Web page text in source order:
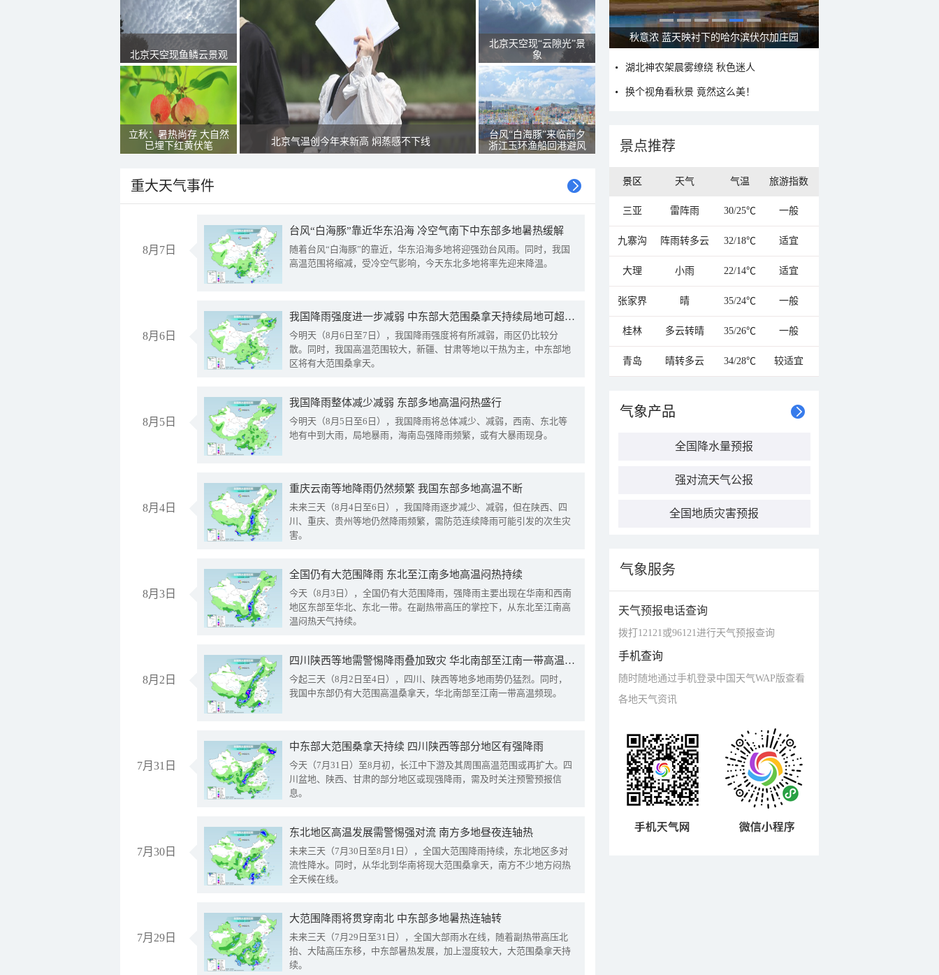
北京天空现鱼鳞云景观
立秋：暑热尚存 大自然
已埋下红黄伏笔
北京气温创今年来新高 焖蒸感不下线
北京天空现“云隙光”景
象
台风“白海豚”来临前夕
浙江玉环渔船回港避风
重大天气事件
8月7日
台风“白海豚”靠近华东沿海 冷空气南下中东部多地暑热缓解
随着台风“白海豚”的靠近，华东沿海多地将迎强劲台风雨。同时，我国
高温范围将缩减，受冷空气影响，今天东北多地将率先迎来降温。
8月6日
我国降雨强度进一步减弱 中东部大范围桑拿天持续局地可超38℃
今明天（8月6日至7日），我国降雨强度将有所减弱，雨区仍比较分
散。同时，我国高温范围较大，新疆、甘肃等地以干热为主，中东部地
区将有大范围桑拿天。
8月5日
我国降雨整体减少减弱 东部多地高温闷热盛行
今明天（8月5日至6日），我国降雨将总体减少、减弱，西南、东北等
地有中到大雨，局地暴雨，海南岛强降雨频繁，或有大暴雨现身。
8月4日
重庆云南等地降雨仍然频繁 我国东部多地高温不断
未来三天（8月4日至6日），我国降雨逐步减少、减弱，但在陕西、四
川、重庆、贵州等地仍然降雨频繁，需防范连续降雨可能引发的次生灾
害。
8月3日
全国仍有大范围降雨 东北至江南多地高温闷热持续
今天（8月3日），全国仍有大范围降雨，强降雨主要出现在华南和西南
地区东部至华北、东北一带。在副热带高压的掌控下，从东北至江南高
温闷热天气持续。
8月2日
四川陕西等地需警惕降雨叠加致灾 华北南部至江南一带高温频现
今起三天（8月2日至4日），四川、陕西等地多地雨势仍猛烈。同时，
我国中东部仍有大范围高温桑拿天，华北南部至江南一带高温频现。
7月31日
中东部大范围桑拿天持续 四川陕西等部分地区有强降雨
今天（7月31日）至8月初，长江中下游及其周围高温范围或再扩大。四
川盆地、陕西、甘肃的部分地区或现强降雨，需及时关注预警预报信
息。
7月30日
东北地区高温发展需警惕强对流 南方多地昼夜连轴热
未来三天（7月30日至8月1日），全国大范围降雨持续，东北地区多对
流性降水。同时，从华北到华南将现大范围桑拿天，南方不少地方闷热
全天候在线。
7月29日
大范围降雨将贯穿南北 中东部多地暑热连轴转
未来三天（7月29日至31日），全国大部雨水在线，随着副热带高压北
抬、大陆高压东移，中东部暑热发展，加上湿度较大，大范围桑拿天持
续。
秋意浓 蓝天映衬下的哈尔滨伏尔加庄园
湖北神农架晨雾缭绕 秋色迷人
换个视角看秋景 竟然这么美！
景点推荐
景区 天气 气温 旅游指数
三亚 雷阵雨 30/25℃ 一般
九寨沟 阵雨转多云 32/18℃ 适宜
大理 小雨 22/14℃ 适宜
张家界 晴 35/24℃ 一般
桂林 多云转晴 35/26℃ 一般
青岛 晴转多云 34/28℃ 较适宜
气象产品
全国降水量预报
强对流天气公报
全国地质灾害预报
气象服务
天气预报电话查询
拨打12121或96121进行天气预报查询
手机查询
随时随地通过手机登录中国天气WAP版查看
各地天气资讯